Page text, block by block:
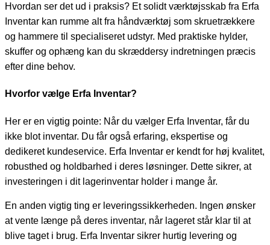
Hvordan ser det ud i praksis? Et solidt værktøjsskab fra Erfa
Inventar kan rumme alt fra håndværktøj som skruetrækkere
og hammere til specialiseret udstyr. Med praktiske hylder,
skuffer og ophæng kan du skræddersy indretningen præcis
efter dine behov.
Hvorfor vælge Erfa Inventar?
Her er en vigtig pointe: Når du vælger Erfa Inventar, får du
ikke blot inventar. Du får også erfaring, ekspertise og
dedikeret kundeservice. Erfa Inventar er kendt for høj kvalitet,
robusthed og holdbarhed i deres løsninger. Dette sikrer, at
investeringen i dit lagerinventar holder i mange år.
En anden vigtig ting er leveringssikkerheden. Ingen ønsker
at vente længe på deres inventar, når lageret står klar til at
blive taget i brug. Erfa Inventar sikrer hurtig levering og